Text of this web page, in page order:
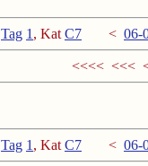
Tag 1 , Kat C7 < 06-
<<<< <<<
Tag 1 , Kat C7 < 06-